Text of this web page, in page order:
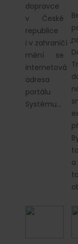
dopravce
v České
republice
i v zahraničí –
mění se
internetová
adresa
portálu
Systému…